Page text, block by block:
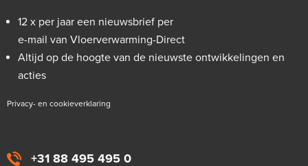
+31 88 495 495 0
12 x per jaar een nieuwsbrief per
e-mail van Vloerverwarming-Direct
Altijd op de hoogte van de nieuwste ontwikkelingen en
acties
Privacy- en cookieverklaring